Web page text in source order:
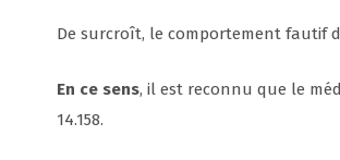
De surcroît, le comportement fautif
En ce sens, il est reconnu que le
14.158.